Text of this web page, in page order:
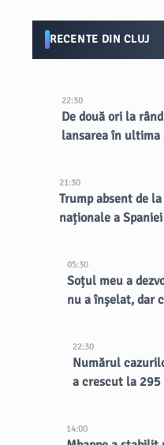
RECENTE DIN CLUJ
22:30
De două ori la
lansarea în ultima
21:30
Trump absent de
naționale a
05:30
Soțul meu a
nu a înșelat, dar
22:30
Numărul
a crescut la 295
14:00